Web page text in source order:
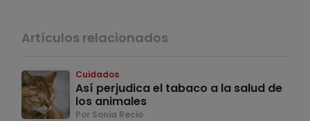
Artículos relacionados
Cuidados
Así perjudica el tabaco a la salud de
los animales
Por Sonia Recio